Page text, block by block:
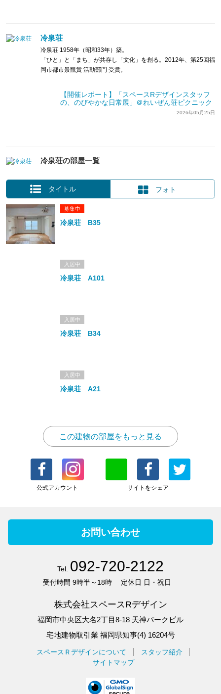
冷泉荘
冷泉荘 1958年（昭和33年）築。
「ひと」と「まち」が共存し「文化」を創る。2012年、第25回福
岡市都市景観賞 活動部門 受賞。
【開催レポート】「スペースRデザインスタッフ
の、のびやかな日常展」＠れいぜん荘ピクニック
2026年05月25日
冷泉荘の部屋一覧
タイトル フォト
募集中
冷泉荘 B35
入居中
冷泉荘 A101
入居中
冷泉荘 B34
入居中
冷泉荘 A21
この建物の部屋をもっと見る
公式アカウント サイトをシェア
お問い合わせ
Tel. 092-720-2122
受付時間 9時半～18時 定休日 日・祝日
株式会社スペースRデザイン
福岡市中央区大名2丁目8-18 天神パークビル
宅地建物取引業 福岡県知事(4) 16204号
スペースＲデザインについて
スタッフ紹介
サイトマップ